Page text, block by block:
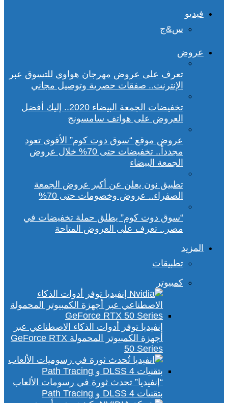
فيديو
س&ج
عروض
تعرف على عروض مهرجان هواوي للتسوق عبر
الإنترنت.. صفقات حصرية وتوصيل مجاني
تخفيضات الجمعة البيضاء 2020.. إليك أفضل
العروض على هواتف سامسونج
عروض موقع “سوق دوت كوم” الأقوى تعود
مجدداً.. تخفيضات حتى 70% خلال عروض
الجمعة البيضاء
تطبيق نون يعلن عن أكبر عروض الجمعة
الصفراء.. عروض وخصومات حتى 70%
“سوق دوت كوم” يطلق حملة تخفيضات في
مصر.. تعرف على العروض المتاحة
المزيد
تطبيقات
كمبيوتر
إنفيديا توفر أدوات الذكاء الاصطناعي عبر
أجهزة الكمبيوتر المحمولة GeForce RTX
50 Series
“إنفيديا” تحدث ثورة في رسومات الألعاب
بتقنيات DLSS 4 و Path Tracing